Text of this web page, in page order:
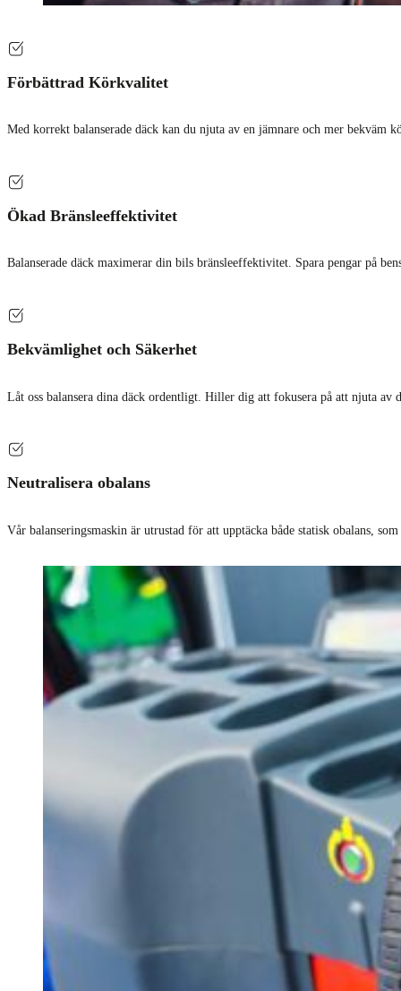
Förbättrad Körkvalitet
Med korrekt balanserade däck kan du njuta av en jämnare och mer
Ökad Bränsleeffektivitet
Balanserade däck maximerar din bils bränsleeffektivitet. Spara pengar på
Bekvämlighet och Säkerhet
Låt oss balansera dina däck ordentligt. Hiller dig att fokusera på att njuta av
Neutralisera obalans
Vår balanseringsmaskin är utrustad för att upptäcka både statisk obalans,